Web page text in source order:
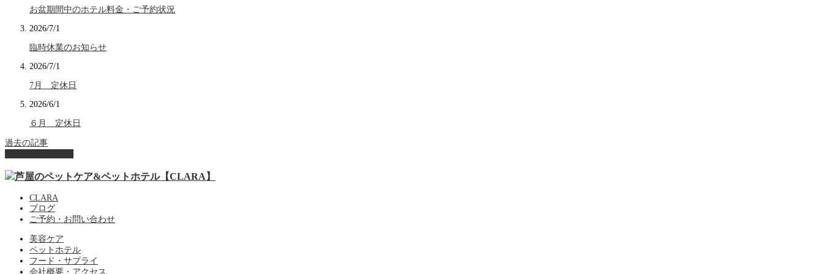
お盆期間中のホテル料金・ご予約状況
2026/7/1
臨時休業のお知らせ
2026/7/1
7月 定休日
2026/6/1
６月 定休日
過去の記事
CLARA
ブログ
ご予約・お問い合わせ
美容ケア
ペットホテル
フード・サプライ
会社概要・アクセス